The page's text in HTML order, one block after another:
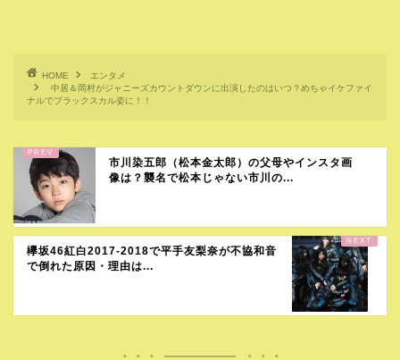
HOME
エンタメ
中居＆岡村がジャニーズカウントダウンに出演したのはいつ？めちゃイケファイ
ナルでブラックスカル姿に！！
市川染五郎（松本金太郎）の父母やインスタ画
像は？襲名で松本じゃない市川の...
欅坂46紅白2017-2018で平手友梨奈が不協和音
で倒れた原因・理由は...